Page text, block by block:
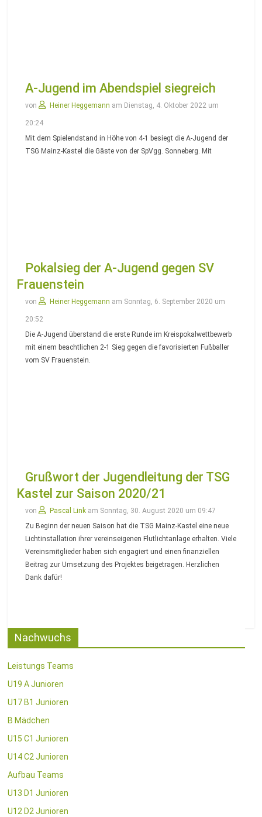
A-Jugend im Abendspiel siegreich
von Heiner Heggemann am Dienstag, 4. Oktober 2022 um
20:24
Mit dem Spielendstand in Höhe von 4-1 besiegt die A-Jugend der
TSG Mainz-Kastel die Gäste von der SpVgg. Sonneberg. Mit
Pokalsieg der A-Jugend gegen SV
Frauenstein
von Heiner Heggemann am Sonntag, 6. September 2020 um
20:52
Die A-Jugend überstand die erste Runde im Kreispokalwettbewerb
mit einem beachtlichen 2-1 Sieg gegen die favorisierten Fußballer
vom SV Frauenstein.
Grußwort der Jugendleitung der TSG
Kastel zur Saison 2020/21
von Pascal Link am Sonntag, 30. August 2020 um 09:47
Zu Beginn der neuen Saison hat die TSG Mainz-Kastel eine neue
Lichtinstallation ihrer vereinseigenen Flutlichtanlage erhalten. Viele
Vereinsmitglieder haben sich engagiert und einen finanziellen
Beitrag zur Umsetzung des Projektes beigetragen. Herzlichen
Dank dafür!
Nachwuchs
Leistungs Teams
U19 A Junioren
U17 B1 Junioren
B Mädchen
U15 C1 Junioren
U14 C2 Junioren
Aufbau Teams
U13 D1 Junioren
U12 D2 Junioren